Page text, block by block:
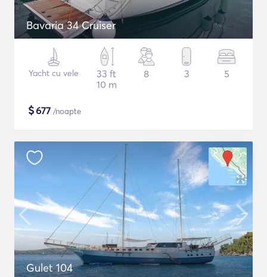
Bavaria 34 Cruiser
Yacht cu vele
33 ft
10 m
8 3 5
$677 /noapte
Gulet 104